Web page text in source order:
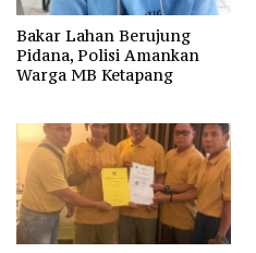
Bakar Lahan Berujung
Pidana, Polisi Amankan
Warga MB Ketapang